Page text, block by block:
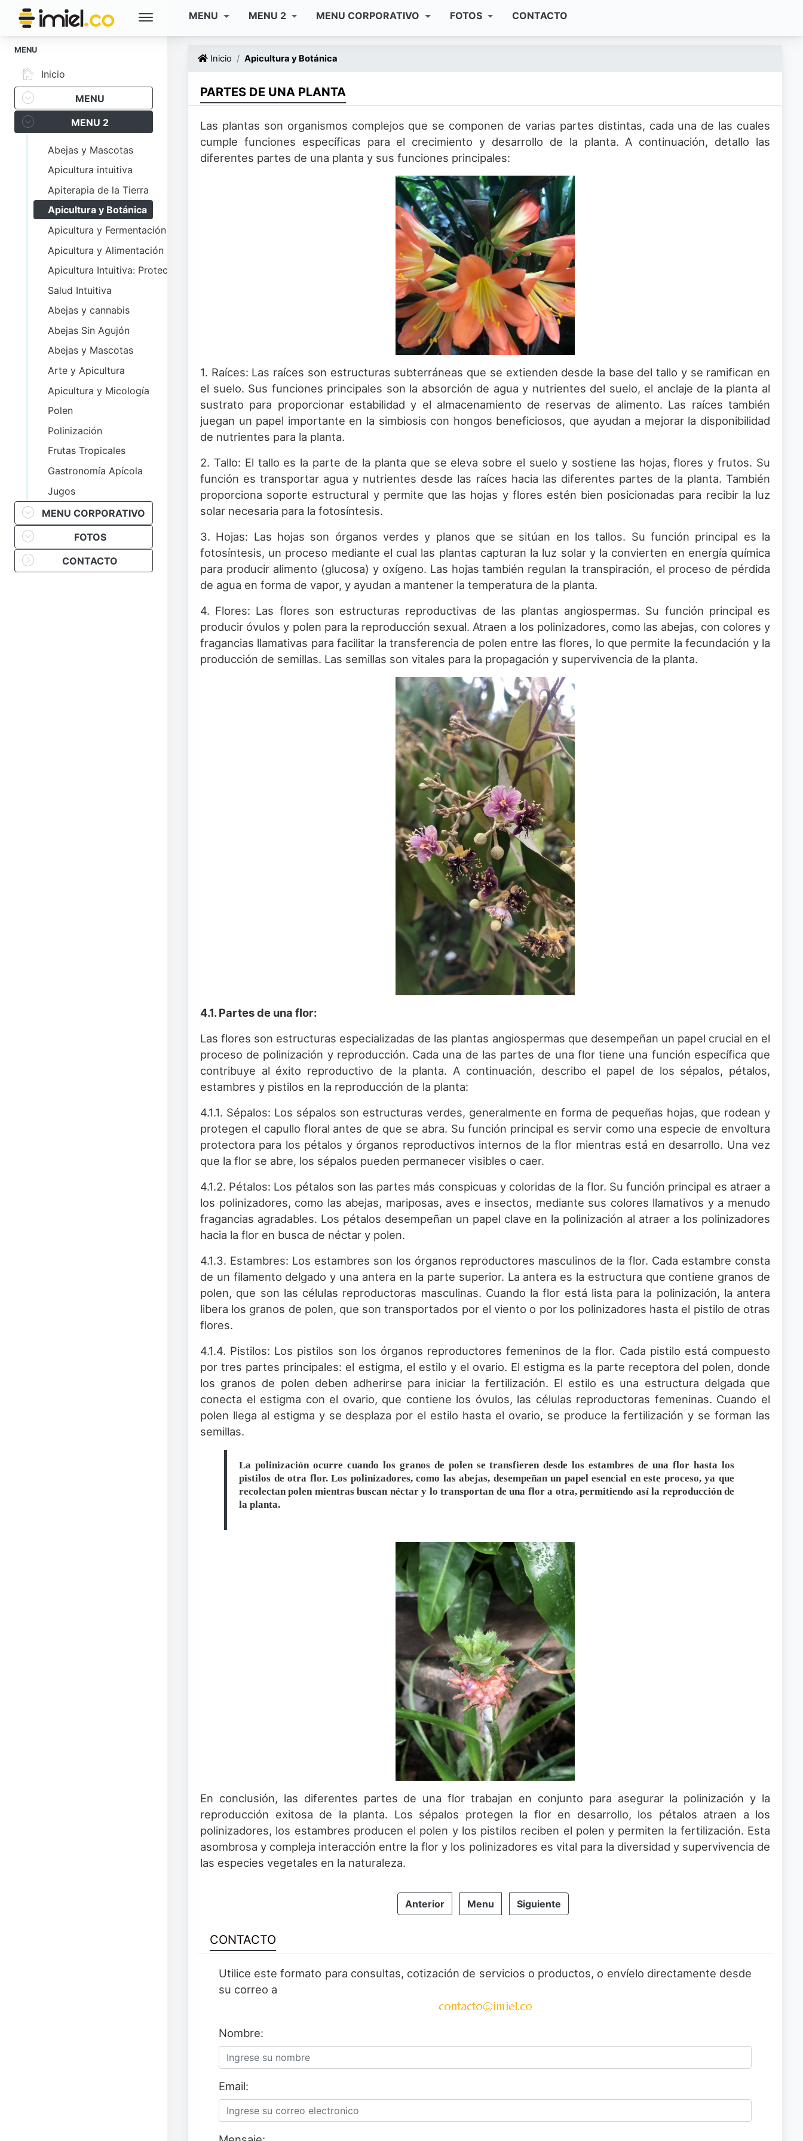
MENU MENU 2 MENU CORPORATIVO FOTOS CONTACTO
MENU
Inicio
MENU
MENU 2
Abejas y Mascotas
Apicultura intuitiva
Apiterapia de la Tierra
Apicultura y Botánica
Apicultura y Fermentación
Apicultura y Alimentación Intuitiva
Apicultura Intuitiva: Protección de las abejas
Salud Intuitiva
Abejas y cannabis
Abejas Sin Agujón
Abejas y Mascotas
Arte y Apicultura
Apicultura y Micología
Polen
Polinización
Frutas Tropicales
Gastronomía Apícola
Jugos
MENU CORPORATIVO
FOTOS
CONTACTO
Inicio Apicultura y Botánica
PARTES DE UNA PLANTA
Las plantas son organismos complejos que se componen de varias partes distintas, cada una de las cuales
cumple funciones específicas para el crecimiento y desarrollo de la planta. A continuación, detallo las
diferentes partes de una planta y sus funciones principales:
1. Raíces: Las raíces son estructuras subterráneas que se extienden desde la base del tallo y se ramifican en
el suelo. Sus funciones principales son la absorción de agua y nutrientes del suelo, el anclaje de la planta al
sustrato para proporcionar estabilidad y el almacenamiento de reservas de alimento. Las raíces también
juegan un papel importante en la simbiosis con hongos beneficiosos, que ayudan a mejorar la disponibilidad
de nutrientes para la planta.
2. Tallo: El tallo es la parte de la planta que se eleva sobre el suelo y sostiene las hojas, flores y frutos. Su
función es transportar agua y nutrientes desde las raíces hacia las diferentes partes de la planta. También
proporciona soporte estructural y permite que las hojas y flores estén bien posicionadas para recibir la luz
solar necesaria para la fotosíntesis.
3. Hojas: Las hojas son órganos verdes y planos que se sitúan en los tallos. Su función principal es la
fotosíntesis, un proceso mediante el cual las plantas capturan la luz solar y la convierten en energía química
para producir alimento (glucosa) y oxígeno. Las hojas también regulan la transpiración, el proceso de pérdida
de agua en forma de vapor, y ayudan a mantener la temperatura de la planta.
4. Flores: Las flores son estructuras reproductivas de las plantas angiospermas. Su función principal es
producir óvulos y polen para la reproducción sexual. Atraen a los polinizadores, como las abejas, con colores y
fragancias llamativas para facilitar la transferencia de polen entre las flores, lo que permite la fecundación y la
producción de semillas. Las semillas son vitales para la propagación y supervivencia de la planta.
4.1. Partes de una flor:
Las flores son estructuras especializadas de las plantas angiospermas que desempeñan un papel crucial en el
proceso de polinización y reproducción. Cada una de las partes de una flor tiene una función específica que
contribuye al éxito reproductivo de la planta. A continuación, describo el papel de los sépalos, pétalos,
estambres y pistilos en la reproducción de la planta:
4.1.1. Sépalos: Los sépalos son estructuras verdes, generalmente en forma de pequeñas hojas, que rodean y
protegen el capullo floral antes de que se abra. Su función principal es servir como una especie de envoltura
protectora para los pétalos y órganos reproductivos internos de la flor mientras está en desarrollo. Una vez
que la flor se abre, los sépalos pueden permanecer visibles o caer.
4.1.2. Pétalos: Los pétalos son las partes más conspicuas y coloridas de la flor. Su función principal es atraer a
los polinizadores, como las abejas, mariposas, aves e insectos, mediante sus colores llamativos y a menudo
fragancias agradables. Los pétalos desempeñan un papel clave en la polinización al atraer a los polinizadores
hacia la flor en busca de néctar y polen.
4.1.3. Estambres: Los estambres son los órganos reproductores masculinos de la flor. Cada estambre consta
de un filamento delgado y una antera en la parte superior. La antera es la estructura que contiene granos de
polen, que son las células reproductoras masculinas. Cuando la flor está lista para la polinización, la antera
libera los granos de polen, que son transportados por el viento o por los polinizadores hasta el pistilo de otras
flores.
4.1.4. Pistilos: Los pistilos son los órganos reproductores femeninos de la flor. Cada pistilo está compuesto
por tres partes principales: el estigma, el estilo y el ovario. El estigma es la parte receptora del polen, donde
los granos de polen deben adherirse para iniciar la fertilización. El estilo es una estructura delgada que
conecta el estigma con el ovario, que contiene los óvulos, las células reproductoras femeninas. Cuando el
polen llega al estigma y se desplaza por el estilo hasta el ovario, se produce la fertilización y se forman las
semillas.
La polinización ocurre cuando los granos de polen se transfieren desde los estambres de una flor hasta los
pistilos de otra flor. Los polinizadores, como las abejas, desempeñan un papel esencial en este proceso, ya que
recolectan polen mientras buscan néctar y lo transportan de una flor a otra, permitiendo así la reproducción de
la planta.
En conclusión, las diferentes partes de una flor trabajan en conjunto para asegurar la polinización y la
reproducción exitosa de la planta. Los sépalos protegen la flor en desarrollo, los pétalos atraen a los
polinizadores, los estambres producen el polen y los pistilos reciben el polen y permiten la fertilización. Esta
asombrosa y compleja interacción entre la flor y los polinizadores es vital para la diversidad y supervivencia de
las especies vegetales en la naturaleza.
Anterior Menu Siguiente
CONTACTO
Utilice este formato para consultas, cotización de servicios o productos, o envíelo directamente desde
su correo a
Nombre:
Email: